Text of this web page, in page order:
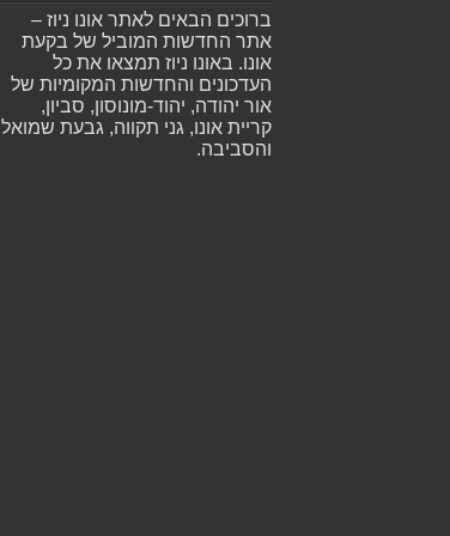
ברוכים הבאים לאתר אונו ניוז –
אתר החדשות המוביל של בקעת
אונו. באונו ניוז תמצאו את כל
העדכונים והחדשות המקומיות של
אור יהודה, יהוד-מונוסון, סביון,
קריית אונו, גני תקווה, גבעת שמואל
והסביבה.